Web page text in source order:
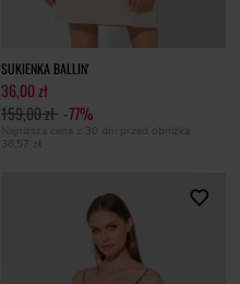
SUKIENKA BALLIN'
36,00 zł
159,00 zł -77%
Najniższa cena z 30 dni przed obniżką
36,57 zł